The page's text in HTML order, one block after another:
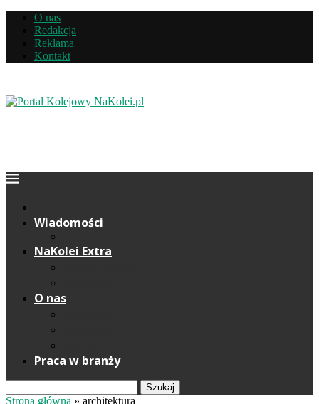
O nas
Redakcja
Reklama
Kontakt
Wiadomości
NaKolei Extra
O nas
Praca w branży
Szukaj
Strona główna » architektura